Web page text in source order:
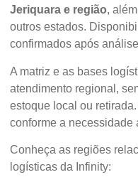
Jeriquara e região,
outros estados.
confirmados após
A matriz e as bases
atendimento regional,
estoque local ou
conforme a necessidade
Conheça as regiões
logísticas da Infinity: